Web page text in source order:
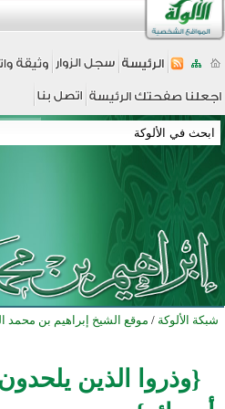
شبكة الألوكة / موقع الشيخ إبراهيم بن محمد
{وذروا الذين